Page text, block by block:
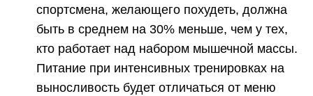
спортсмена, желающего похудеть, должна
быть в среднем на 30% меньше, чем у тех,
кто работает над набором мышечной массы.
Питание при интенсивных тренировках на
выносливость будет отличаться от меню